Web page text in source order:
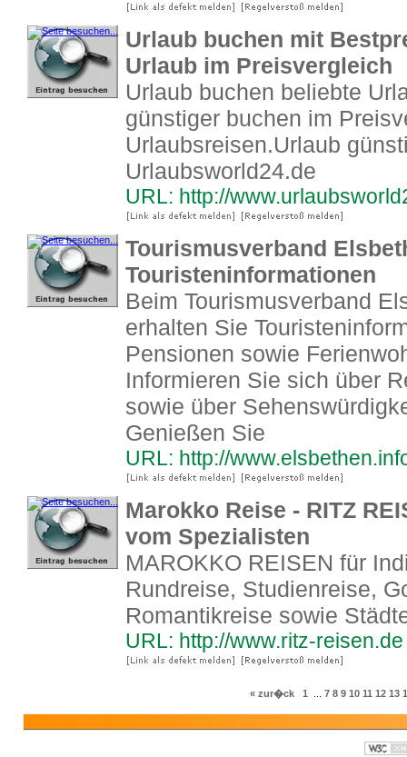
Urlaub buchen mit
Urlaub im Preisvergleich
Urlaub buchen beliebte
günstiger buchen im
Urlaubsreisen.Urlaub
Urlaubsworld24.de
URL: http://
Tourismusverband
Touristeninformationen
Beim Tourismusverband
erhalten Sie
Pensionen sowie
Informieren Sie sich über
sowie über
Genießen Sie
URL: http://
Marokko Reise - RITZ
vom Spezialisten
MAROKKO REISEN für
Rundreise, Studienreise,
Romantikreise sowie
URL: http://www.ritz-reisen.de
« zur�ck 1 7 8 9 10 11 12 13